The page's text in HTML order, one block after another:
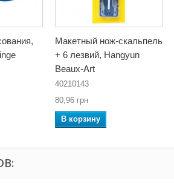
Макетный нож-скальпель
+ 6 лезвий, Hangyun
Beaux-Art
40210143
80,96 грн
В корзину